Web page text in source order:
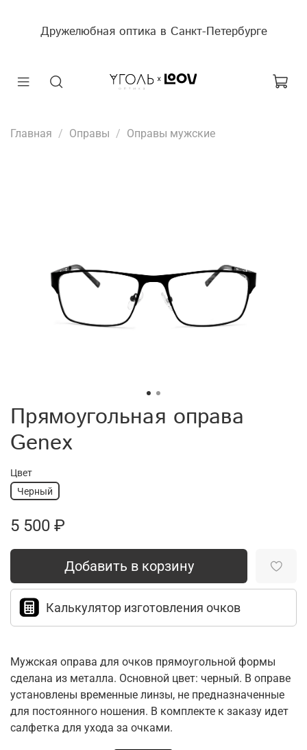
Дружелюбная оптика в Санкт-Петербурге
Главная Оправы Оправы мужские
Прямоугольная оправа
Genex
Цвет
Черный
5 500 ₽
Добавить в корзину
Калькулятор изготовления очков
Мужская оправа для очков прямоугольной формы
сделана из металла. Основной цвет: черный. В оправе
установлены временные линзы, не предназначенные
для постоянного ношения. В комплекте к заказу идет
салфетка для ухода за очками.